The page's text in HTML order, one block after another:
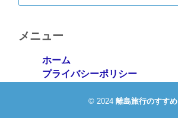
メニュー
ホーム
プライバシーポリシー
© 2024 離島旅行のすすめ